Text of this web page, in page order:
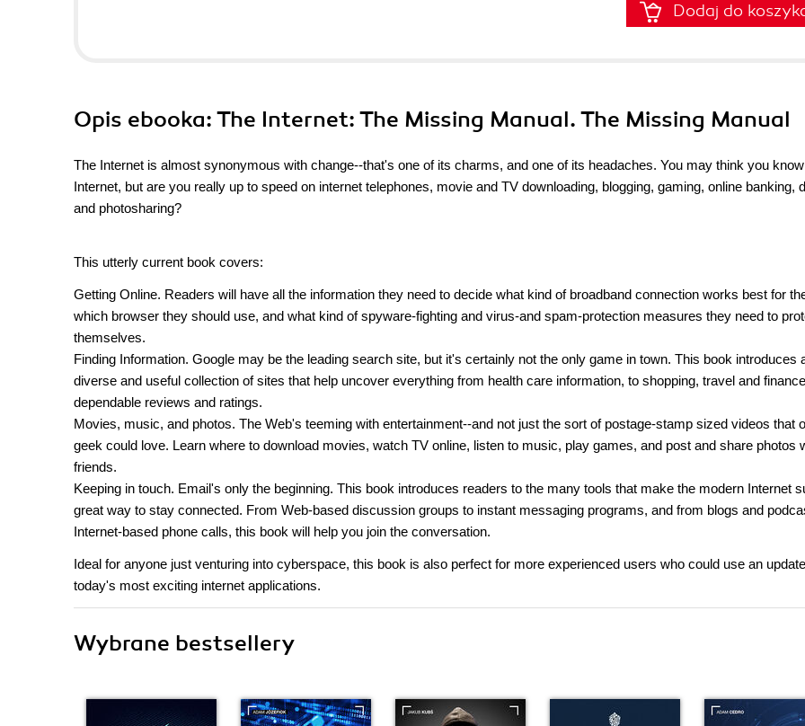
Dodaj do
Opis ebooka: The Internet: The Missing Manual. The Missing Manual
The Internet is almost synonymous with change--that's one of its charms, and one of its headaches. You may think you
Internet, but are you really up to speed on internet telephones, movie and TV downloading, blogging, gaming, online banking,
and photosharing?
This utterly current book covers:
Getting Online. Readers will have all the information they need to decide what kind of broadband connection works best for
which browser they should use, and what kind of spyware-fighting and virus-and spam-protection measures they need to
themselves.
Finding Information. Google may be the leading search site, but it's certainly not the only game in town. This book introduces
diverse and useful collection of sites that help uncover everything from health care information, to shopping, travel and
dependable reviews and ratings.
Movies, music, and photos. The Web's teeming with entertainment--and not just the sort of postage-stamp sized videos that
geek could love. Learn where to download movies, watch TV online, listen to music, play games, and post and share photos
friends.
Keeping in touch. Email's only the beginning. This book introduces readers to the many tools that make the modern Internet
great way to stay connected. From Web-based discussion groups to instant messaging programs, and from blogs and
Internet-based phone calls, this book will help you join the conversation.
Ideal for anyone just venturing into cyberspace, this book is also perfect for more experienced users who could use an
today's most exciting internet applications.
Wybrane bestsellery